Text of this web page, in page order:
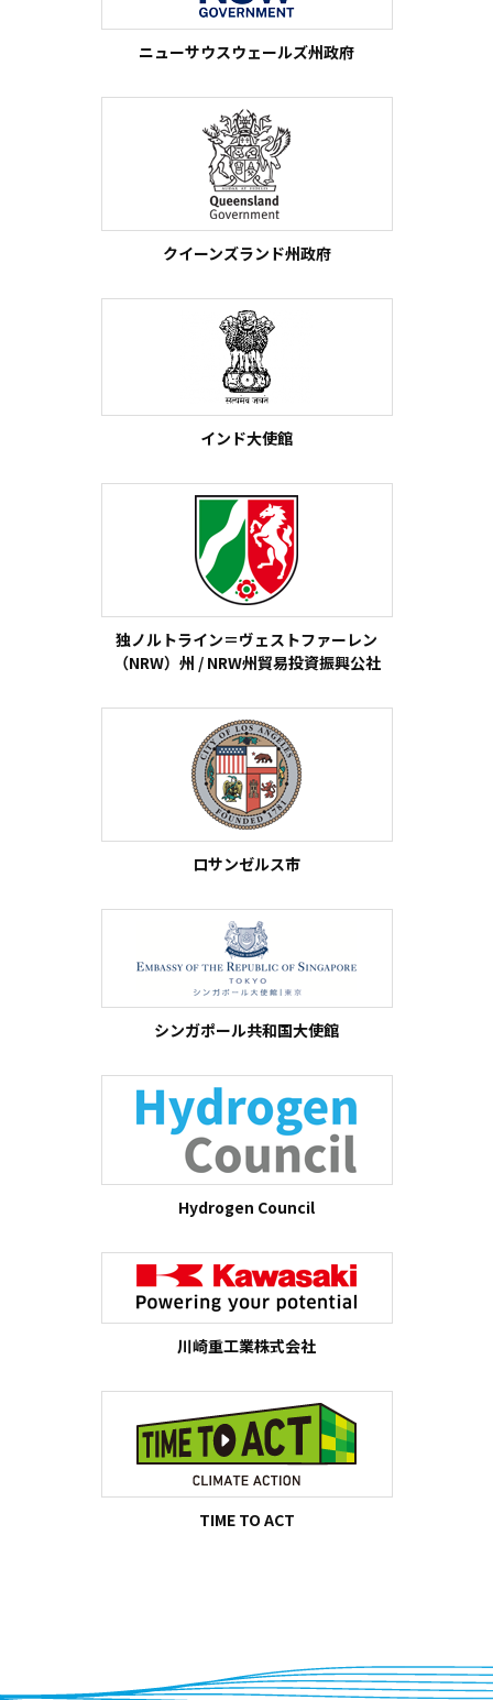
ニューサウスウェールズ州政府
クイーンズランド州政府
インド大使館
独ノルトライン＝ヴェストファーレン
（NRW）州 / NRW州貿易投資振興公社
ロサンゼルス市
シンガポール共和国大使館
Hydrogen Council
川崎重工業株式会社
TIME TO ACT